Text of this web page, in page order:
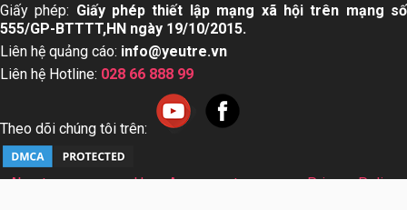
Giấy phép: Giấy phép thiết lập mạng xã hội trên mạng số
555/GP-BTTTT,HN ngày 19/10/2015.
Liên hệ quảng cáo: info@yeutre.vn
Liên hệ Hotline: 028 66 888 99
Theo dõi chúng tôi trên:
About us User Agreement
Privacy Policy